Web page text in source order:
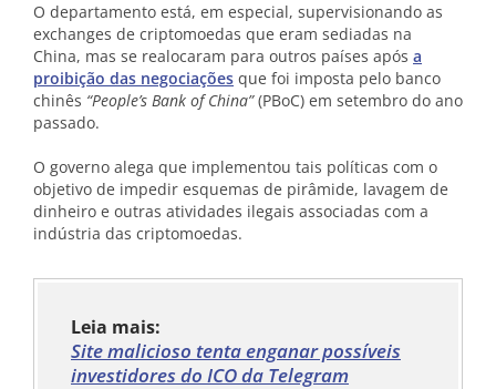
O departamento está, em especial, supervisionando as
exchanges de criptomoedas que eram sediadas na
China, mas se realocaram para outros países após a
proibição das negociações que foi imposta pelo banco
chinês “People’s Bank of China”(PBoC) em setembro do ano
passado.
O governo alega que implementou tais políticas com o
objetivo de impedir esquemas de pirâmide, lavagem de
dinheiro e outras atividades ilegais associadas com a
indústria das criptomoedas.
Leia mais:
Site malicioso tenta enganar possíveis
investidores do ICO da Telegram